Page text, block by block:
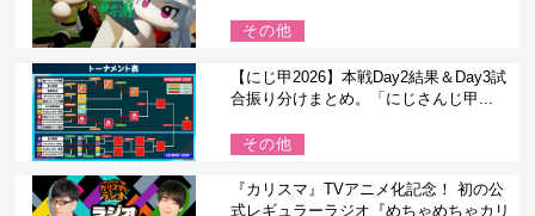
その他
【にじ甲2026】本戦Day2結果＆Day3試
合振り分けまとめ。「にじさんじ甲...
その他
『カリスマ』TVアニメ化記念！ 初の公
式レギュラーラジオ『めちゃめちゃカリ